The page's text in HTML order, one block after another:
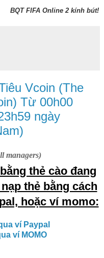
BQT FIFA Online 2 kính bút!
Vcoin (The
Từ 00h00
ngày
managers)
thẻ cào đang
thẻ bằng cách
hoặc ví momo:
ví Paypal
ví MOMO